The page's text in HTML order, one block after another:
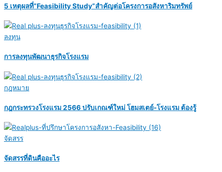
5 เหตุผลที่”Feasibility Study”สำคัญต่อโครงการอสังหาริมทรัพย์
ลงทุน
การลงทุนพัฒนาธุรกิจโรงแรม
กฎหมาย
กฎกระทรวงโรงแรม 2566 ปรับเกณฑ์ใหม่ โฮมสเตย์-โรงแรม ต้องรู้
จัดสรร
จัดสรรที่ดินคืออะไร